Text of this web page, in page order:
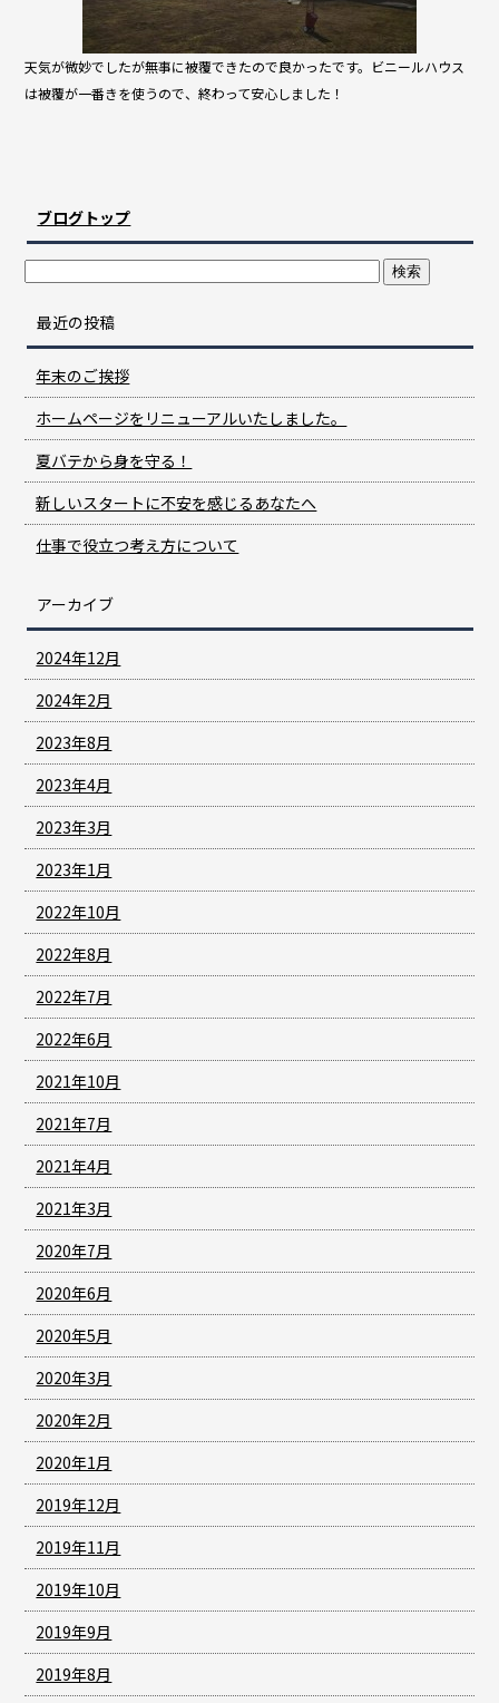
天気が微妙でしたが無事に被覆できたので良かったです。ビニールハウス
は被覆が一番きを使うので、終わって安心しました！
ブログトップ
最近の投稿
年末のご挨拶
ホームページをリニューアルいたしました。
夏バテから身を守る！
新しいスタートに不安を感じるあなたへ
仕事で役立つ考え方について
アーカイブ
2024年12月
2024年2月
2023年8月
2023年4月
2023年3月
2023年1月
2022年10月
2022年8月
2022年7月
2022年6月
2021年10月
2021年7月
2021年4月
2021年3月
2020年7月
2020年6月
2020年5月
2020年3月
2020年2月
2020年1月
2019年12月
2019年11月
2019年10月
2019年9月
2019年8月